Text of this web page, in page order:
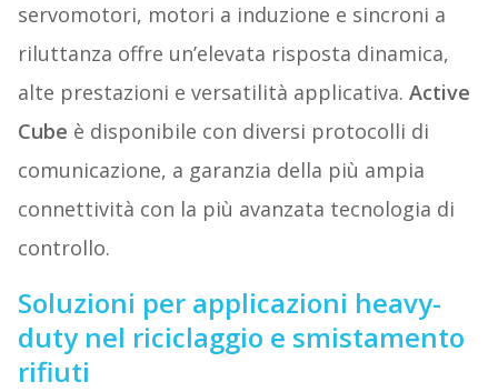
servomotori, motori a induzione e sincroni a
riluttanza offre un’elevata risposta dinamica,
alte prestazioni e versatilità applicativa. Active
Cube è disponibile con diversi protocolli di
comunicazione, a garanzia della più ampia
connettività con la più avanzata tecnologia di
controllo.
Soluzioni per applicazioni heavy-
duty nel riciclaggio e smistamento
rifiuti